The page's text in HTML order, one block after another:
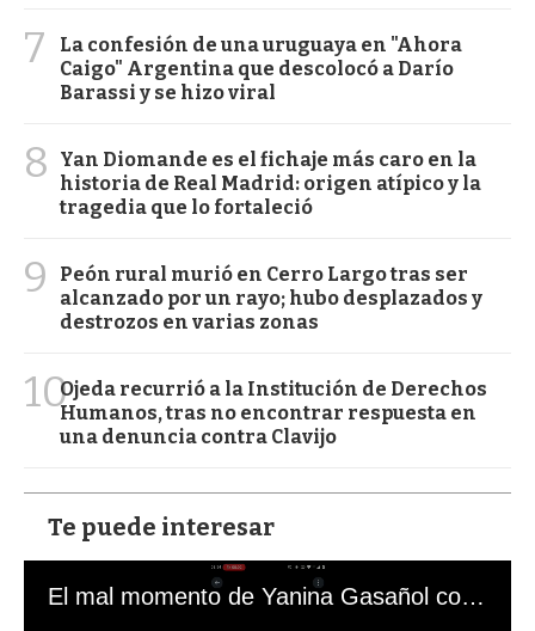
7
La confesión de una uruguaya en "Ahora
Caigo" Argentina que descolocó a Darío
Barassi y se hizo viral
8
Yan Diomande es el fichaje más caro en la
historia de Real Madrid: origen atípico y la
tragedia que lo fortaleció
9
Peón rural murió en Cerro Largo tras ser
alcanzado por un rayo; hubo desplazados y
destrozos en varias zonas
10Ojeda recurrió a la Institución de Derechos
Humanos, tras no encontrar respuesta en
una denuncia contra Clavijo
Te puede interesar
El mal momento de Yanina Gasañol con un hincha argentino en "Subrayado"